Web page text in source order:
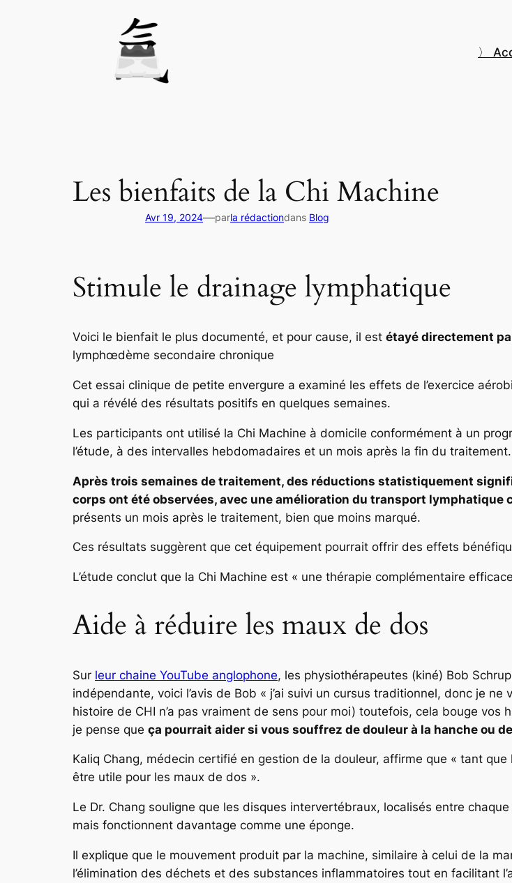
〉
Les bienfaits de la Chi Machine
Avr 19, 2024—parla rédactiondans Blog
Stimule le drainage lymphatique
Voici le bienfait le plus documenté, et pour cause, il est étayé directement
lymphœdème secondaire chronique
Cet essai clinique de petite envergure a examiné les effets de l’exercice
qui a révélé des résultats positifs en quelques semaines.
Les participants ont utilisé la Chi Machine à domicile conformément à un
l’étude, à des intervalles hebdomadaires et un mois après la fin du traitement.
Après trois semaines de traitement, des réductions statistiquement
corps ont été observées, avec une amélioration du transport lymphatique
présents un mois après le traitement, bien que moins marqué.
Ces résultats suggèrent que cet équipement pourrait offrir des effets
L’étude conclut que la Chi Machine est « une thérapie complémentaire
Aide à réduire les maux de dos
Sur leur chaine YouTube anglophone, les physiothérapeutes (kiné) Bob
indépendante, voici l’avis de Bob « j’ai suivi un cursus traditionnel, donc je
histoire de CHI n’a pas vraiment de sens pour moi) toutefois, cela bouge vos
je pense que ça pourrait aider si vous souffrez de douleur à la hanche ou
Kaliq Chang, médecin certifié en gestion de la douleur, affirme que « tant que
être utile pour les maux de dos ».
Le Dr. Chang souligne que les disques intervertébraux, localisés entre
mais fonctionnent davantage comme une éponge.
Il explique que le mouvement produit par la machine, similaire à celui de la
l’élimination des déchets et des substances inflammatoires tout en facilitant